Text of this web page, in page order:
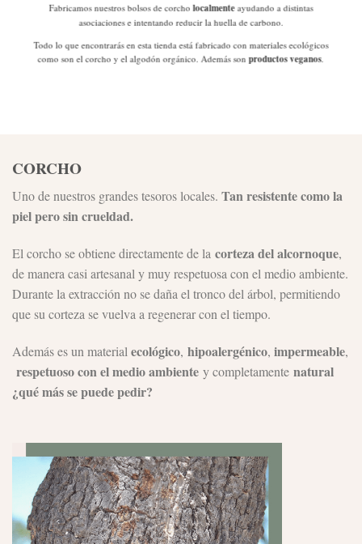
Fabricamos nuestros bolsos de corcho localmenteayudando a distintas
asociaciones e intentando reducir la huella de carbono.
Todo lo que encontrarás en esta tienda está fabricado con materiales ecológicos
como son el corcho y el algodón orgánico. Además sonproductos veganos.
CORCHO
Uno de nuestros grandes tesoros locales. Tan resistente como la
piel pero sin crueldad.
El corcho se obtiene directamente de la corteza del alcornoque,
de manera casi artesanal y muy respetuosa con el medio ambiente.
Durante la extracción no se daña el tronco del árbol, permitiendo
que su corteza se vuelva a regenerar con el tiempo.
Además es un material ecológico, hipoalergénico, impermeable,
respetuoso con el medio ambiente y completamente natural
¿qué más se puede pedir?